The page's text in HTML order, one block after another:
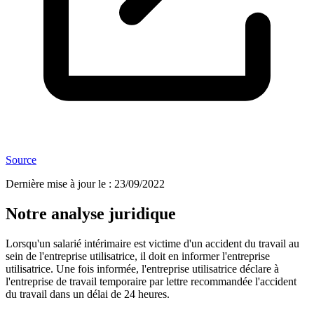
Source
Dernière mise à jour le : 23/09/2022
Notre analyse juridique
Lorsqu'un salarié intérimaire est victime d'un accident du travail au
sein de l'entreprise utilisatrice, il doit en informer l'entreprise
utilisatrice. Une fois informée, l'entreprise utilisatrice déclare à
l'entreprise de travail temporaire par lettre recommandée l'accident
du travail dans un délai de 24 heures.